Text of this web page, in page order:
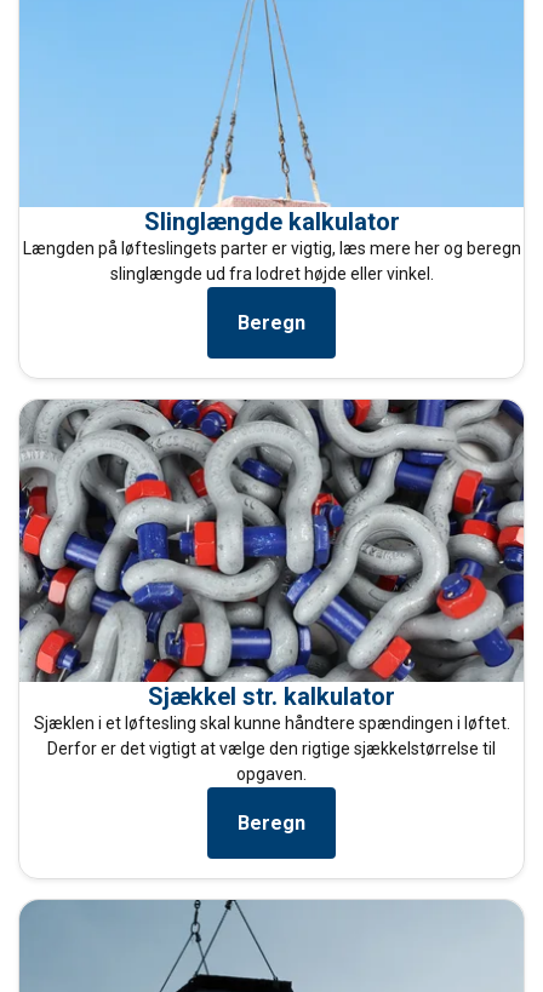
Slinglængde kalkulator
Længden på løfteslingets parter er vigtig, læs mere her og beregn
slinglængde ud fra lodret højde eller vinkel.
Beregn
Sjækkel str. kalkulator
Sjæklen i et løftesling skal kunne håndtere spændingen i løftet.
Derfor er det vigtigt at vælge den rigtige sjækkelstørrelse til
opgaven.
Beregn